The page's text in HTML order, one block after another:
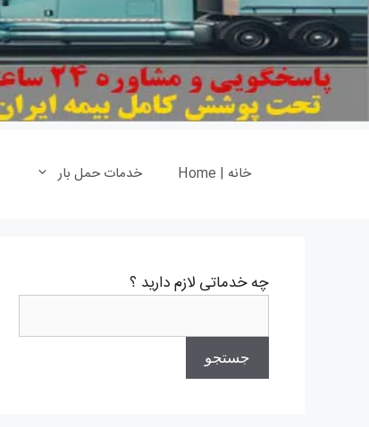
خانه | Home خدمات حمل بار
چه خدماتی لازم دارید ؟
جستجو